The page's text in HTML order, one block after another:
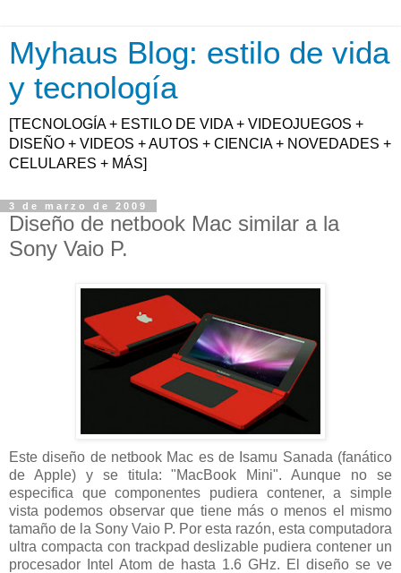
Myhaus Blog: estilo de vida
y tecnología
[TECNOLOGÍA + ESTILO DE VIDA + VIDEOJUEGOS +
DISEÑO + VIDEOS + AUTOS + CIENCIA + NOVEDADES +
CELULARES + MÁS]
3 de marzo de 2009
Diseño de netbook Mac similar a la
Sony Vaio P.
Este diseño de netbook Mac es de Isamu Sanada (fanático
de Apple) y se titula: "MacBook Mini". Aunque no se
especifica que componentes pudiera contener, a simple
vista podemos observar que tiene más o menos el mismo
tamaño de la Sony Vaio P. Por esta razón, esta computadora
ultra compacta con trackpad deslizable pudiera contener un
procesador Intel Atom de hasta 1.6 GHz. El diseño se ve